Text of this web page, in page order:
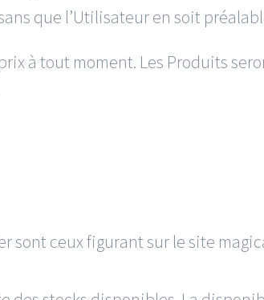
que l’Utilisateur en soit
à tout moment. Les Produits
sont ceux figurant sur le site